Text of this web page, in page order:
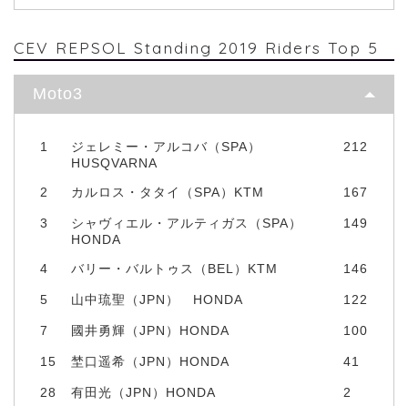
CEV REPSOL Standing 2019 Riders Top 5
Moto3
1
ジェレミー・アルコバ（SPA）
HUSQVARNA
212
2 カルロス・タタイ（SPA）KTM 167
3
シャヴィエル・アルティガス（SPA）
HONDA
149
4 バリー・バルトゥス（BEL）KTM 146
5 山中琉聖（JPN） HONDA 122
7 國井勇輝（JPN）HONDA 100
15 埜口遥希（JPN）HONDA 41
28 有田光（JPN）HONDA 2